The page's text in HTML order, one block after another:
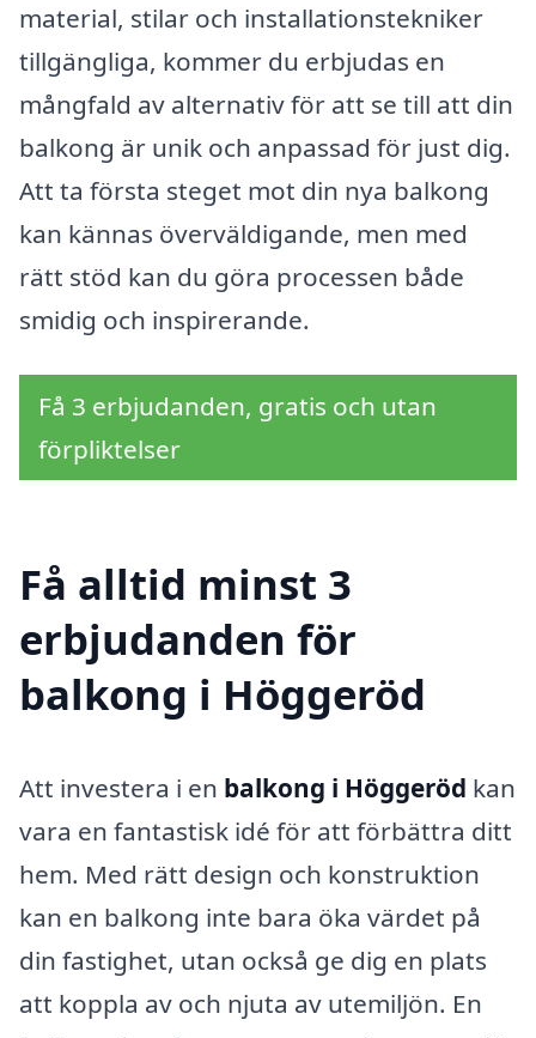
material, stilar och installationstekniker
tillgängliga, kommer du erbjudas en
mångfald av alternativ för att se till att din
balkong är unik och anpassad för just dig.
Att ta första steget mot din nya balkong
kan kännas överväldigande, men med
rätt stöd kan du göra processen både
smidig och inspirerande.
Få 3 erbjudanden, gratis och utan
förpliktelser
Få alltid minst 3
erbjudanden för
balkong i Höggeröd
Att investera i en balkong i Höggeröd kan
vara en fantastisk idé för att förbättra ditt
hem. Med rätt design och konstruktion
kan en balkong inte bara öka värdet på
din fastighet, utan också ge dig en plats
att koppla av och njuta av utemiljön. En